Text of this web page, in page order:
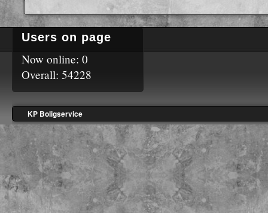
Users on page
Now online: 0
Overall: 54228
KP Boligservice